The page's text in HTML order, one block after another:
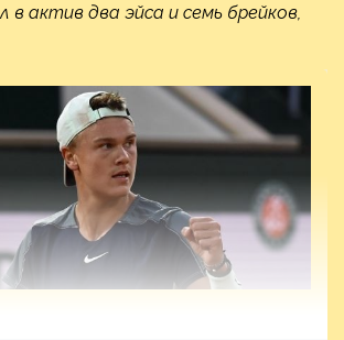
в актив два эйса и семь брейков,